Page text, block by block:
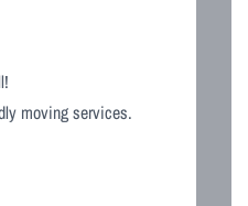
moving services.